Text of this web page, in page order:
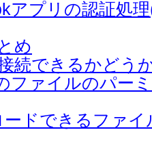
アプリの認証処
め
続できるかどう
ファイルのパー
ドできるファ